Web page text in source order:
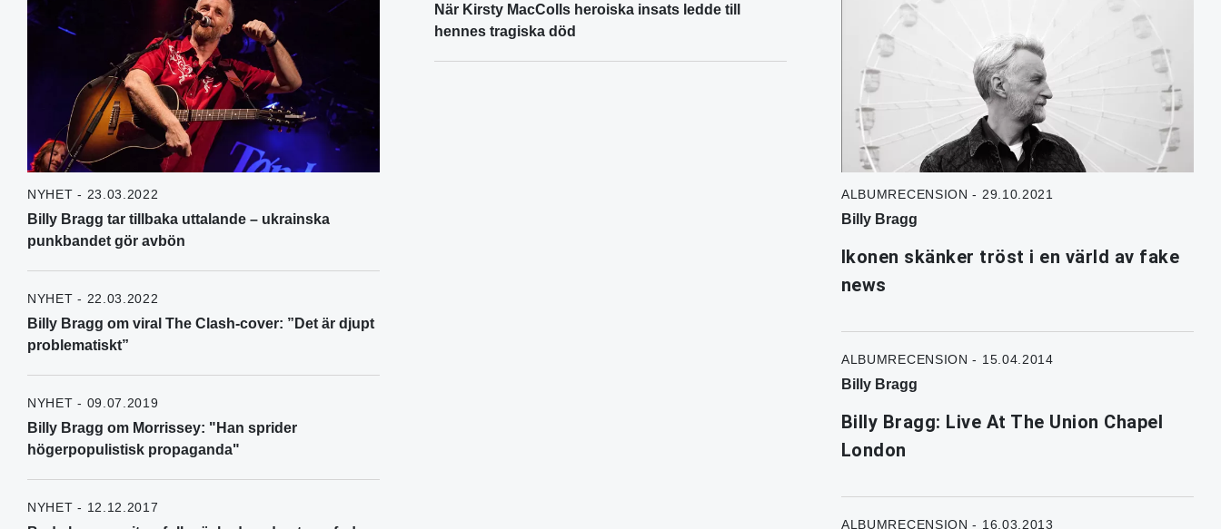
NYHET - 23.03.2022
Billy Bragg tar tillbaka uttalande – ukrainska
punkbandet gör avbön
NYHET - 22.03.2022
Billy Bragg om viral The Clash-cover: ”Det är djupt
problematiskt”
NYHET - 09.07.2019
Billy Bragg om Morrissey: "Han sprider
högerpopulistisk propaganda"
NYHET - 12.12.2017
När Kirsty MacColls heroiska insats ledde till
hennes tragiska död
ALBUMRECENSION - 29.10.2021
Billy Bragg
Ikonen skänker tröst i en värld av fake
news
ALBUMRECENSION - 15.04.2014
Billy Bragg
Billy Bragg: Live At The Union Chapel
London
ALBUMRECENSION - 16.03.2013